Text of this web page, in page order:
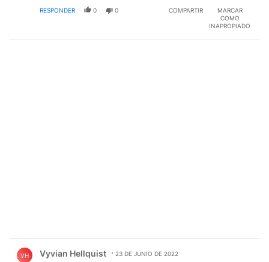
RESPONDER 0 0 COMPARTIR
MARCAR
COMO
INAPROPIADO
VH Vyvian Hellquist 23 DE JUNIO DE 2022